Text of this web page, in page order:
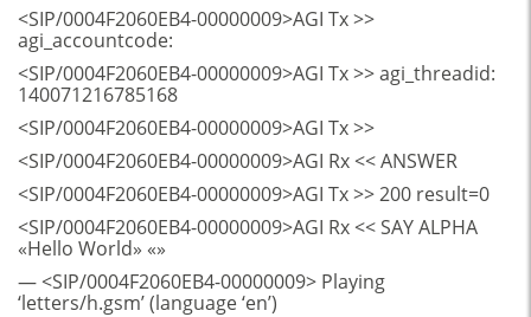
<SIP/0004F2060EB4-00000009>AGI Tx >>
agi_accountcode:
<SIP/0004F2060EB4-00000009>AGI Tx >> agi_threadid:
140071216785168
<SIP/0004F2060EB4-00000009>AGI Tx >>
<SIP/0004F2060EB4-00000009>AGI Rx << ANSWER
<SIP/0004F2060EB4-00000009>AGI Tx >> 200 result=0
<SIP/0004F2060EB4-00000009>AGI Rx << SAY ALPHA
«Hello World» «»
— <SIP/0004F2060EB4-00000009> Playing
‘letters/h.gsm’ (language ‘en’)